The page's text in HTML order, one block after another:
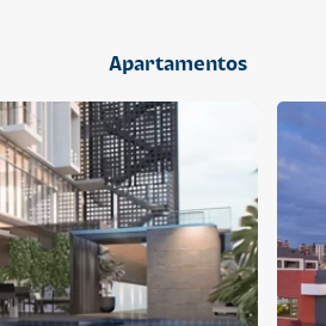
Apartamentos
APARTAMENTO
Q 1,400,000
Cuotas desde Q 9,019*
CENTRICO MADRID
CENTRICO
Q
Cuotas
CENTRICO